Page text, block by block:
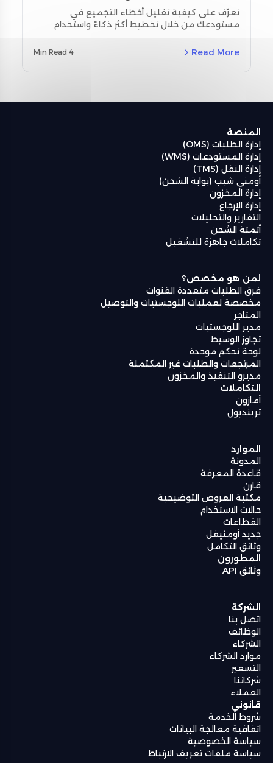
تحسين التخطيط واستخدام أدوات
المسح
تعرّف على كيفية تقليل أخطاء التجميع في
مستودعك من خلال تخطيط أكثر ذكاءً واستخدام
مخصصة لمنطقة الشرق الأوسط وشمال أفريقيا
المستودعات من أومنيفل (Omniful WMS).
Read More
4 Min Read
المنصة
إدارة الطلبات (OMS)
إدارة المستودعات (WMS)
إدارة النقل (TMS)
أومني شيب (بوابة الشحن)
إدارة المخزون
إدارة الإرجاع
التقارير والتحليلات
أتمتة الشحن
تكاملات جاهزة للتشغيل
لمن هو مخصص؟
فرق الطلبات متعددة القنوات
مخصصة لعمليات اللوجستيات والتوصيل
المتاجر
مدير اللوجستيات
تجاوز الوسيط
لوحة تحكم موحدة
المرتجعات والطلبات غير المكتملة
مديرو التنفيذ والمخزون
التكاملات
أمازون
ترينديول
الموارد
المدونة
قاعدة المعرفة
قارن
مكتبة العروض التوضيحية
حالات الاستخدام
القطاعات
جديد أومنيفل
وثائق التكامل
المطورون
وثائق API
الشركة
اتصل بنا
الوظائف
الشركاء
موارد الشركاء
التسعير
شركائنا
العملاء
قانوني
شروط الخدمة
اتفاقية معالجة البيانات
سياسة الخصوصية
سياسة ملفات تعريف الارتباط